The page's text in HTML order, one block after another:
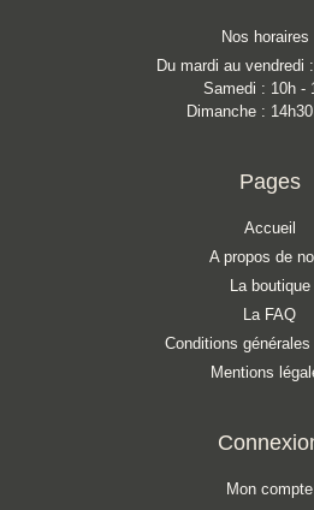
Nos horaires
Du mardi au vendredi
Samedi : 10h -
Dimanche :
Pages
Accueil
A propos de
La boutique
La FAQ
Conditions
Mentions
Mon compte